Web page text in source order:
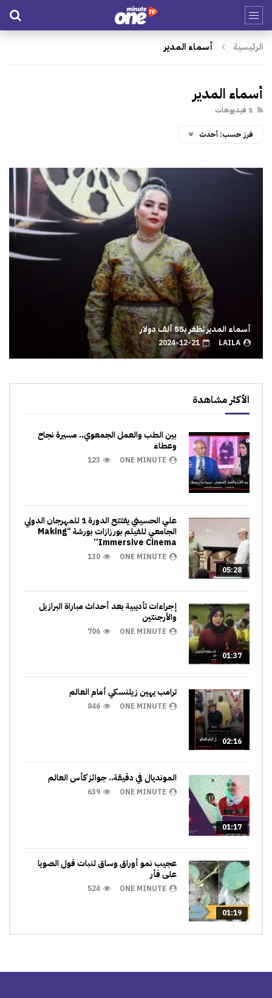
الرئيسية أسماء المدير
أسماء المدير
1 فيديوهات
فرز حسب: أحدث
أسماء المدير تظفر بـ55 ألف دولار
LAILA
2024-12-21
الأكثر مشاهدة
بين الطب والعمل الجمعوي.. مسيرة نجاح
وعطاء
ONE MINUTE
123
05:28
علي الحسيني يفتتح الدورة 1 للمهرجان الدولي
الجامعي للفيلم بورزازات بورشة “Making
Immersive Cinema”
ONE MINUTE
130
01:37
إجراءات تأديبية بعد أحداث مباراة البرازيل
والأرجنتين
ONE MINUTE
706
02:16
ترامب يهين زيلنسكي أمام العالم
ONE MINUTE
846
01:17
المونديال في دقيقة.. جوائز كأس العالم
ONE MINUTE
639
01:19
عجيب نمو أوراق وساق لنبات فول الصويا
على فأر
ONE MINUTE
524